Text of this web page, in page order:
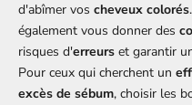
d'abîmer vos cheveux colorés
également vous donner des
risques d'erreurs et garantir
Pour ceux qui cherchent un
excès de sébum, choisir les